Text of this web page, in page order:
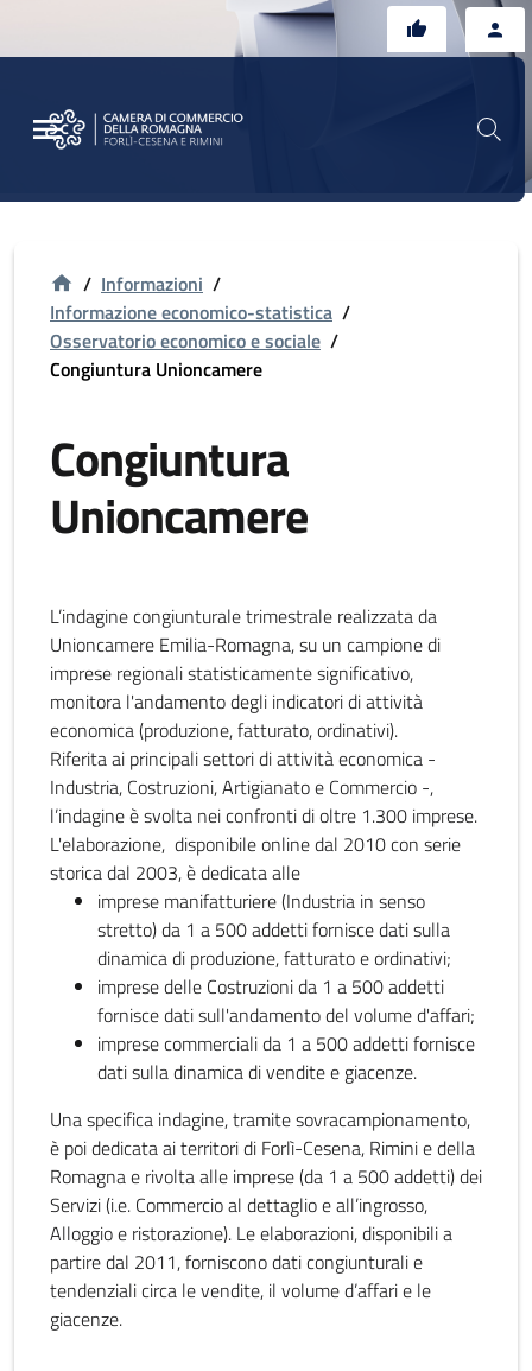
/ Informazioni /
Informazione economico-statistica /
Osservatorio economico e sociale /
Congiuntura Unioncamere
Congiuntura
Unioncamere
L’indagine congiunturale trimestrale realizzata da
Unioncamere Emilia-Romagna, su un campione di
imprese regionali statisticamente significativo,
monitora l'andamento degli indicatori di attività
economica (produzione, fatturato, ordinativi).
Riferita ai principali settori di attività economica -
Industria, Costruzioni, Artigianato e Commercio -,
l’indagine è svolta nei confronti di oltre 1.300 imprese.
L'elaborazione, disponibile online dal 2010 con serie
storica dal 2003, è dedicata alle
imprese manifatturiere (Industria in senso
stretto) da 1 a 500 addetti fornisce dati sulla
dinamica di produzione, fatturato e ordinativi;
imprese delle Costruzioni da 1 a 500 addetti
fornisce dati sull'andamento del volume d'affari;
imprese commerciali da 1 a 500 addetti fornisce
dati sulla dinamica di vendite e giacenze.
Una specifica indagine, tramite sovracampionamento,
è poi dedicata ai territori di Forlì-Cesena, Rimini e della
Romagna e rivolta alle imprese (da 1 a 500 addetti) dei
Servizi (i.e. Commercio al dettaglio e all’ingrosso,
Alloggio e ristorazione). Le elaborazioni, disponibili a
partire dal 2011, forniscono dati congiunturali e
tendenziali circa le vendite, il volume d’affari e le
giacenze.